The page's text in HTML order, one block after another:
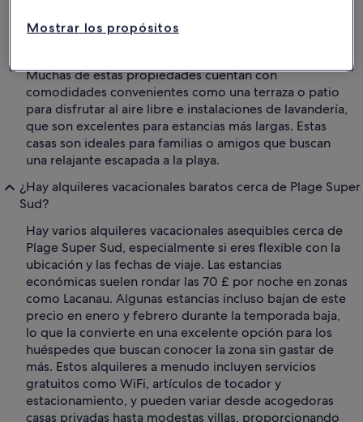
fácilmente los mejores alquileres vacacionales cerca de
Muchas de estas propiedades cuentan con
comodidades convenientes como una terraza o patio
para disfrutar al aire libre e instalaciones de lavandería,
que son excelentes para estancias más largas. Estas
casas son ideales para familias o amigos que buscan
una relajante escapada a la playa.
¿Hay alquileres vacacionales baratos cerca de Plage Super
Sud?
Hay varios alquileres vacacionales asequibles cerca de
Plage Super Sud, especialmente si eres flexible con la
ubicación y las fechas de viaje. Las estancias
económicas suelen rondar las 70 £ por noche en zonas
como Lacanau. Algunas estancias incluso bajan de este
precio en enero y febrero durante la temporada baja,
lo que la convierte en una excelente opción para los
huéspedes que buscan conocer la zona sin gastar de
más. Estos alquileres a menudo incluyen servicios
gratuitos como WiFi, artículos de tocador y
estacionamiento, y pueden variar desde acogedoras
casas privadas hasta modestas villas, proporcionando
Mostrar los propósitos